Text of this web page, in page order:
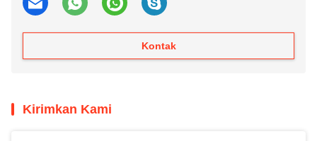
Kontak
Kirimkan Kami